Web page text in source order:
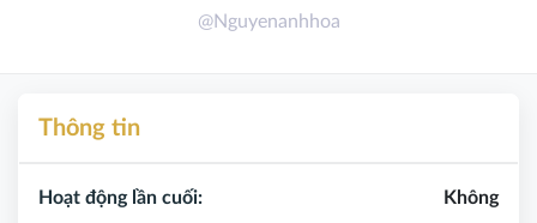
@Nguyenanhhoa
Thông tin
Hoạt động lần cuối:
Không